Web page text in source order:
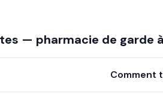
— pharmacie de garde à
Comment